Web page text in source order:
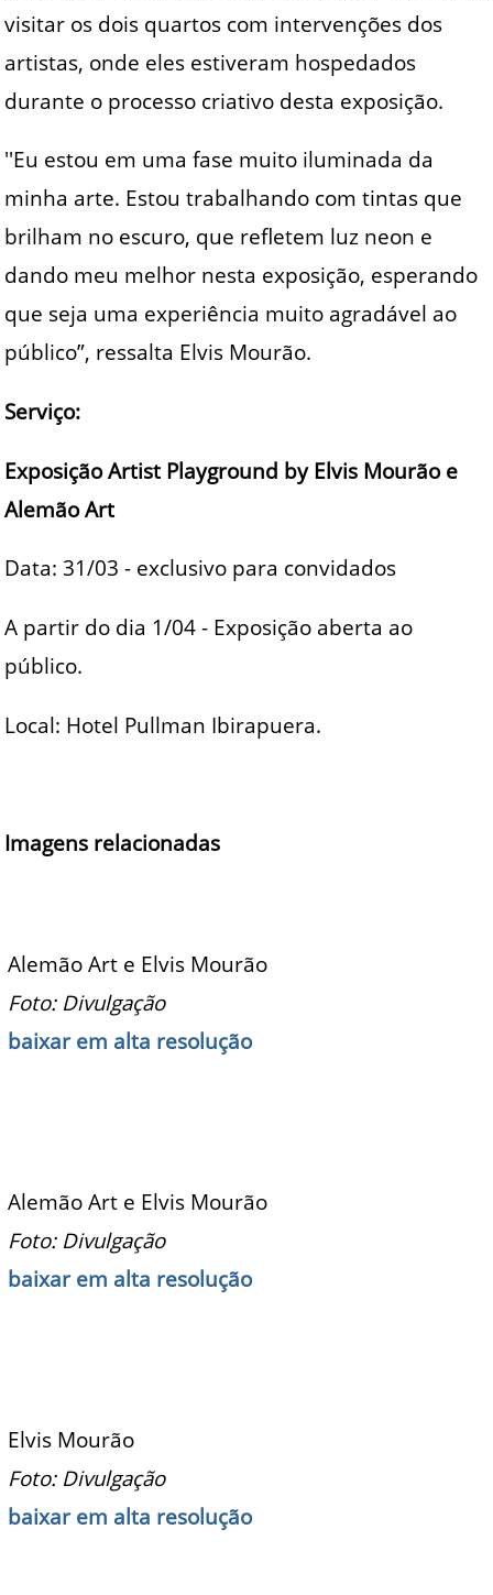
visitar os dois quartos com intervenções dos
artistas, onde eles estiveram hospedados
durante o processo criativo desta exposição.
''Eu estou em uma fase muito iluminada da
minha arte. Estou trabalhando com tintas que
brilham no escuro, que refletem luz neon e
dando meu melhor nesta exposição, esperando
que seja uma experiência muito agradável ao
público”, ressalta Elvis Mourão.
Serviço:
Exposição Artist Playground by Elvis Mourão e
Alemão Art
Data: 31/03 - exclusivo para convidados
A partir do dia 1/04 - Exposição aberta ao
público.
Local: Hotel Pullman Ibirapuera.
Imagens relacionadas
Alemão Art e Elvis Mourão
Foto: Divulgação
baixar em alta resolução
Alemão Art e Elvis Mourão
Foto: Divulgação
baixar em alta resolução
Elvis Mourão
Foto: Divulgação
baixar em alta resolução